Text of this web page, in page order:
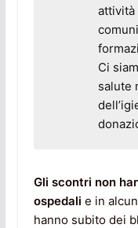
attività
Ci
salute
Gli scontri non
ospedali e in
hanno subito dei